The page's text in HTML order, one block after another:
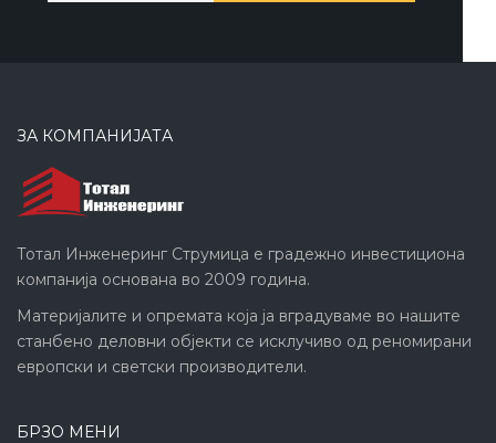
ЗА КОМПАНИЈАТА
Тотал Инженеринг Струмица е градежно инвестициона
компанија основана во 2009 година.
Материјалите и опремата која ја вградуваме во нашите
станбено деловни објекти се исклучиво од реномирани
европски и светски производители.
БРЗО МЕНИ